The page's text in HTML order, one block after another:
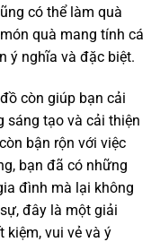
có thể làm quà
quà mang tính cá
ý nghĩa và đặc biệt.
còn giúp bạn cải
sáng tạo và cải thiện
bận rộn với việc
bạn đã có những
đình mà lại không
đây là một giải
kiệm, vui vẻ và ý